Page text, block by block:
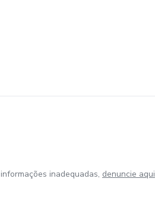
inadequadas, denuncie aqui